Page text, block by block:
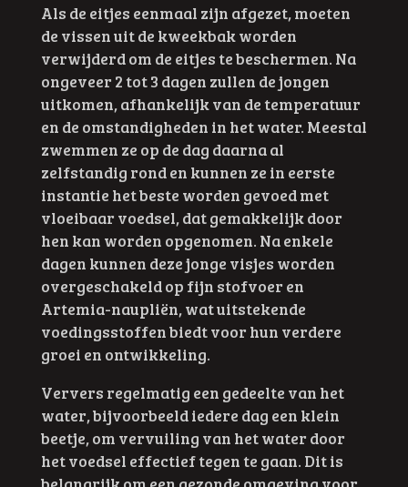
Als de eitjes eenmaal zijn afgezet, moeten
de vissen uit de kweekbak worden
verwijderd om de eitjes te beschermen. Na
ongeveer 2 tot 3 dagen zullen de jongen
uitkomen, afhankelijk van de temperatuur
en de omstandigheden in het water. Meestal
zwemmen ze op de dag daarna al
zelfstandig rond en kunnen ze in eerste
instantie het beste worden gevoed met
vloeibaar voedsel, dat gemakkelijk door
hen kan worden opgenomen. Na enkele
dagen kunnen deze jonge visjes worden
overgeschakeld op fijn stofvoer en
Artemia-naupliën, wat uitstekende
voedingsstoffen biedt voor hun verdere
groei en ontwikkeling.
Ververs regelmatig een gedeelte van het
water, bijvoorbeeld iedere dag een klein
beetje, om vervuiling van het water door
het voedsel effectief tegen te gaan. Dit is